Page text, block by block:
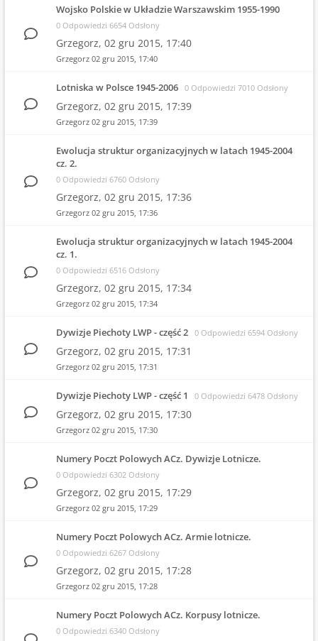
Wojsko Polskie w Układzie Warszawskim 1955-1990
0 Odpowiedzi 6654 Odsłony
Grzegorz, 02 gru 2015, 17:40
Grzegorz 02 gru 2015, 17:40
Lotniska w Polsce 1945-2006 0 Odpowiedzi 7010 Odsłony
Grzegorz, 02 gru 2015, 17:39
Grzegorz 02 gru 2015, 17:39
Ewolucja struktur organizacyjnych w latach 1945-2004
cz. 2.
0 Odpowiedzi 6760 Odsłony
Grzegorz, 02 gru 2015, 17:36
Grzegorz 02 gru 2015, 17:36
Ewolucja struktur organizacyjnych w latach 1945-2004
cz. 1.
0 Odpowiedzi 6516 Odsłony
Grzegorz, 02 gru 2015, 17:34
Grzegorz 02 gru 2015, 17:34
Dywizje Piechoty LWP - część 2 0 Odpowiedzi 6594 Odsłony
Grzegorz, 02 gru 2015, 17:31
Grzegorz 02 gru 2015, 17:31
Dywizje Piechoty LWP - część 1 0 Odpowiedzi 6478 Odsłony
Grzegorz, 02 gru 2015, 17:30
Grzegorz 02 gru 2015, 17:30
Numery Poczt Polowych ACz. Dywizje Lotnicze.
0 Odpowiedzi 6302 Odsłony
Grzegorz, 02 gru 2015, 17:29
Grzegorz 02 gru 2015, 17:29
Numery Poczt Polowych ACz. Armie lotnicze.
0 Odpowiedzi 6267 Odsłony
Grzegorz, 02 gru 2015, 17:28
Grzegorz 02 gru 2015, 17:28
Numery Poczt Polowych ACz. Korpusy lotnicze.
0 Odpowiedzi 6340 Odsłony